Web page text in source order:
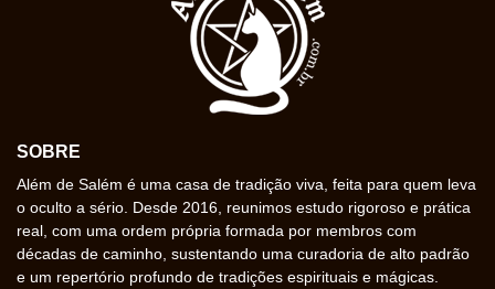
SOBRE
Além de Salém é uma casa de tradição viva, feita para quem leva
o oculto a sério. Desde 2016, reunimos estudo rigoroso e prática
real, com uma ordem própria formada por membros com
décadas de caminho, sustentando uma curadoria de alto padrão
e um repertório profundo de tradições espirituais e mágicas.